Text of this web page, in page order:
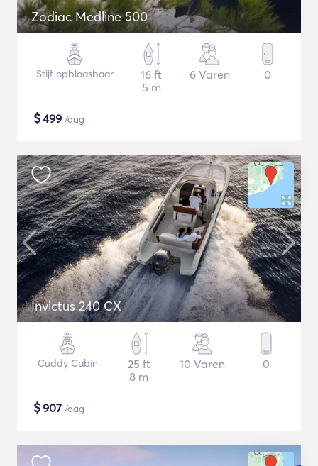
Zodiac Medline 500
Stijf opblaasbaar
16 ft
5 m
6 Varen 0
$499 /dag
Invictus 240 CX
Cuddy Cabin
25 ft
8 m
10 Varen 0
$907 /dag